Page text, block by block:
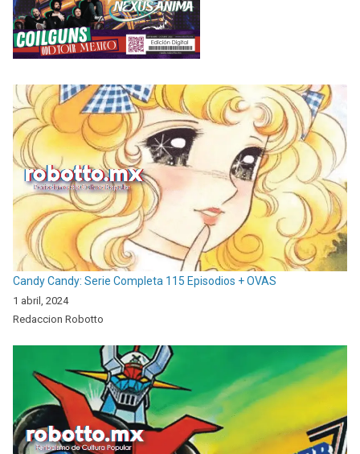
Candy Candy: Serie Completa 115 Episodios + OVAS
1 abril, 2024
Redaccion Robotto